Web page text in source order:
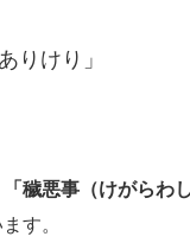
りけり」
「穢悪事（けがらわし
す。